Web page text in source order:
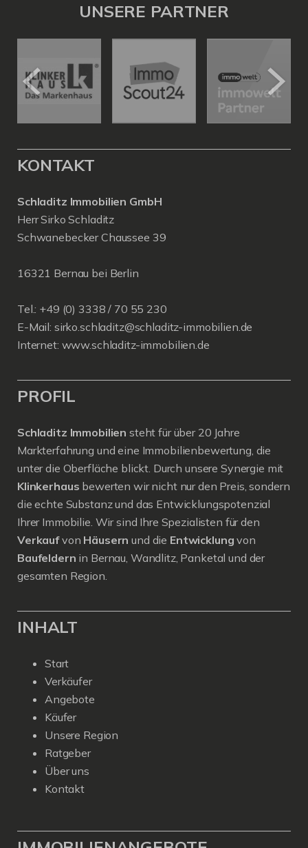
UNSERE PARTNER
KONTAKT
Schladitz Immobilien GmbH
Herr Sirko Schladitz
Schwanebecker Chaussee 39
16321 Bernau bei Berlin
Tel.: +49 (0) 3338 / 70 55 230
E-Mail: sirko.schladitz@schladitz-immobilien.de
Internet: www.schladitz-immobilien.de
PROFIL
Schladitz Immobilien steht für über 20 Jahre
Markterfahrung und eine Immobilienbewertung, die
unter die Oberfläche blickt. Durch unsere Synergie mit
Klinkerhaus bewerten wir nicht nur den Preis, sondern
die echte Substanz und das Entwicklungspotenzial
Ihrer Immobilie. Wir sind Ihre Spezialisten für den
Verkaufvon Häusern und die Entwicklung von
Baufeldern in Bernau, Wandlitz, Panketal und der
gesamten Region.
INHALT
Start
Verkäufer
Angebote
Käufer
Unsere Region
Ratgeber
Über uns
Kontakt